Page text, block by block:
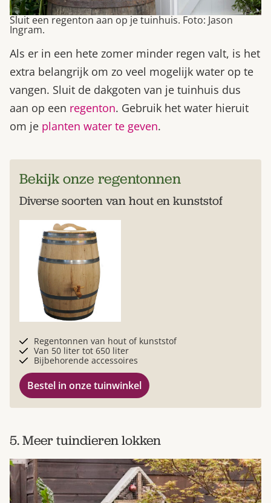
Sluit een regenton aan op je tuinhuis. Foto: Jason
Ingram.
Als er in een hete zomer minder regen valt, is het
extra belangrijk om zo veel mogelijk water op te
vangen. Sluit de dakgoten van je tuinhuis dus
aan op een regenton. Gebruik het water hieruit
om je planten water te geven.
Bekijk onze regentonnen
Diverse soorten van hout en kunststof
Regentonnen van hout of kunststof
Van 50 liter tot 650 liter
Bijbehorende accessoires
Bestel in onze tuinwinkel
5. Meer tuindieren lokken